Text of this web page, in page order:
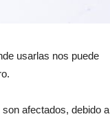
usarlas nos puede
afectados, debido a